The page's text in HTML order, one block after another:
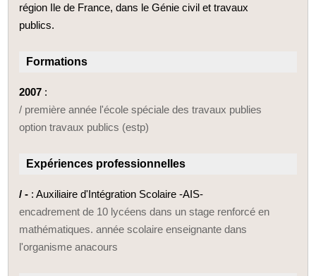
région Ile de France, dans le Génie civil et travaux
publics.
Formations
2007 :
/ première année l'école spéciale des travaux publies
option travaux publics (estp)
Expériences professionnelles
/ - : Auxiliaire d'Intégration Scolaire -AIS-
encadrement de 10 lycéens dans un stage renforcé en
mathématiques. année scolaire enseignante dans
l'organisme anacours